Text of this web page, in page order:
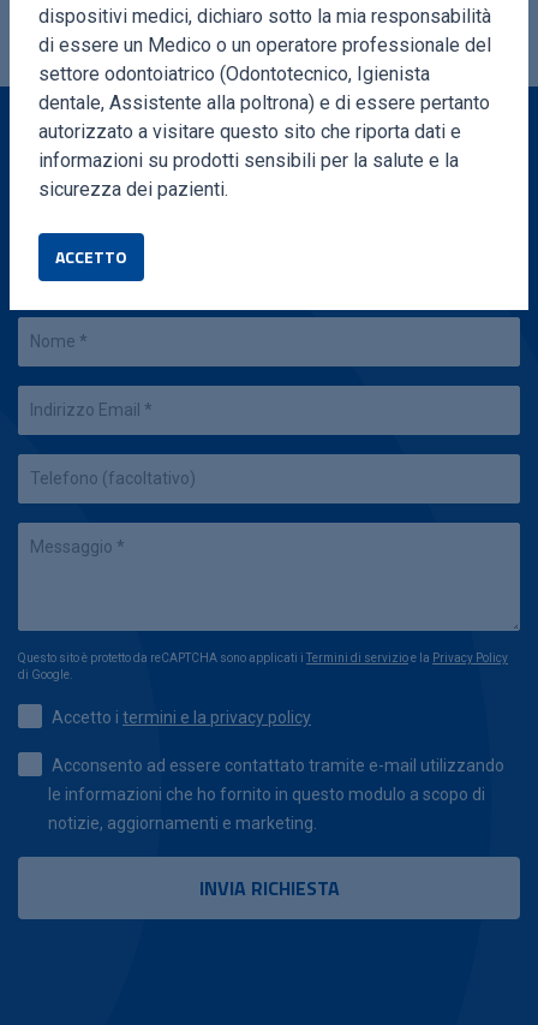
VUOI MAGGIORI INFORMAZIONI?
Compila il form e ti ricontatteremo in brevissimo
tempo
Questo sito è protetto da reCAPTCHA sono applicati i Termini di servizioe la Privacy Policy
di Google.
Accetto i termini e la privacy policy
Acconsento ad essere contattato tramite e-mail utilizzando
le informazioni che ho fornito in questo modulo a scopo di
notizie, aggiornamenti e marketing.
dispositivi medici, dichiaro sotto la mia responsabilità
di essere un Medico o un operatore professionale del
settore odontoiatrico (Odontotecnico, Igienista
dentale, Assistente alla poltrona) e di essere pertanto
autorizzato a visitare questo sito che riporta dati e
informazioni su prodotti sensibili per la salute e la
sicurezza dei pazienti.
ACCETTO